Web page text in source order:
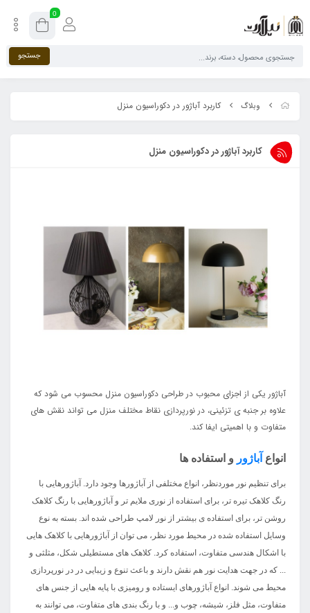
0
جستجو
وبلاگ کاربرد آباژور در دکوراسیون منزل
کاربرد آباژور در دکوراسیون منزل
آباژور یکی از اجزای محبوب در طراحی دکوراسیون منزل محسوب می شود که
علاوه بر جنبه ی تزئینی، در نورپردازی نقاط مختلف منزل می تواند نقش های
متفاوت و با اهمیتی ایفا کند.
انواع آباژور و استفاده ها
برای تنظیم نور موردنظر، انواع مختلفی از آباژورها وجود دارد. آباژورهایی با
رنگ کلاهک تیره تر، برای استفاده از نوری ملایم تر و آباژورهایی با رنگ کلاهک
روشن تر، برای استفاده ی بیشتر از نور لامپ طراحی شده اند. بسته به نوع
وسایل استفاده شده در محیط مورد نظر، می توان از آباژورهایی با کلاهک هایی
با اشکال هندسی متفاوت، استفاده کرد. کلاهک های مستطیلی شکل، مثلثی و
... که در جهت هدایت نور هم نقش دارند و باعث تنوع و زیبایی در در نورپردازی
محیط می شوند. انواع آباژورهای ایستاده و رومیزی با پایه هایی از جنس های
متفاوت، مثل فلز، شیشه، چوب و... و با رنگ بندی های متفاوت، می توانند به